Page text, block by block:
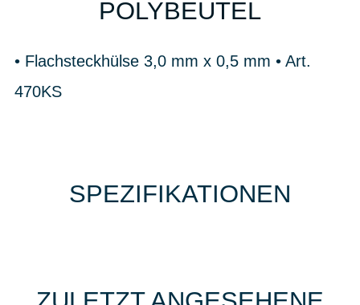
POLYBEUTEL
• Flachsteckhülse 3,0 mm x 0,5 mm • Art.
470KS
SPEZIFIKATIONEN